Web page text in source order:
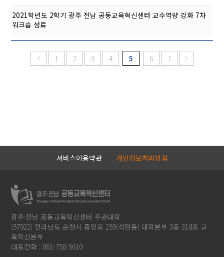
2021학년도 2학기 광주 전남 공동교육혁신센터 교수역량 강화 7차
워크숍 성료
1 2 3 4 5 6 7
서비스이용약관 개인정보처리방침
광주·전남 공동교육혁신센터 주관대학
(57922) 전라남도 순천시 중앙로 255(석현동) 대학본부 3층 318호 교
육혁신본부
대표전화 : 061-750-5610